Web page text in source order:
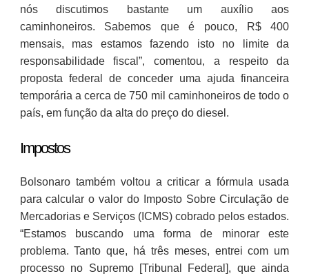
nós discutimos bastante um auxílio aos
caminhoneiros. Sabemos que é pouco, R$ 400
mensais, mas estamos fazendo isto no limite da
responsabilidade fiscal”, comentou, a respeito da
proposta federal de conceder uma ajuda financeira
temporária a cerca de 750 mil caminhoneiros de todo o
país, em função da alta do preço do diesel.
Impostos
Bolsonaro também voltou a criticar a fórmula usada
para calcular o valor do Imposto Sobre Circulação de
Mercadorias e Serviços (ICMS) cobrado pelos estados.
“Estamos buscando uma forma de minorar este
problema. Tanto que, há três meses, entrei com um
processo no Supremo [Tribunal Federal], que ainda